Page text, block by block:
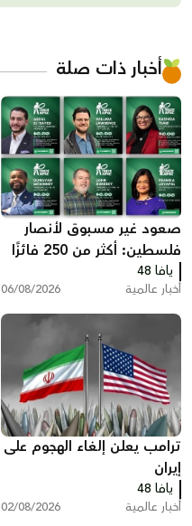
أخبار ذات صلة
صعود غير مسبوق لأنصار
فلسطين: أكثر من 250 فائزًا
بينهم 35 في الكونغرس
يافا 48
أخبار عالمية 06/08/2026
ترامب يعلن إلغاء الهجوم على
إيران
يافا 48
أخبار عالمية 02/08/2026